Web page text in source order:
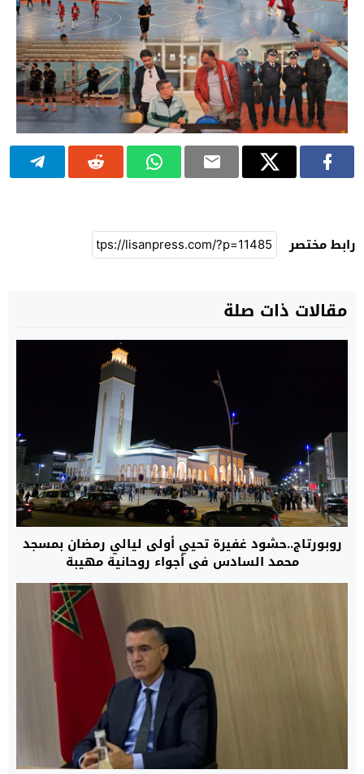
رابط مختصر
مقالات ذات صلة
روبورتاج..حشود غفيرة تحيي أولى ليالي رمضان بمسجد
محمد السادس في أجواء روحانية مهيبة